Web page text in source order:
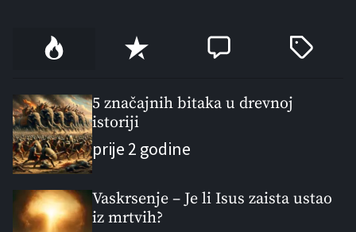
P
o
u
l
a
r
R
e
e
n
t
C
o
m
T
g
5 značajnih bitaka u drevnoj
istoriji
prije 2 godine
Vaskrsenje – Je li Isus zaista ustao
iz mrtvih?